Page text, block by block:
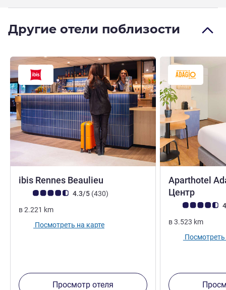
Другие отели поблизости
ibis Rennes Beaulieu
Примечание: отзывы клиентов (Рейтинг ALL)
4.3/5 (430Отзывов
)
в2.221 km
Посмотреть на карте
Просмотр отеля
Aparthotel
Центр
Примечание:
в3.523 km
Посмотреть